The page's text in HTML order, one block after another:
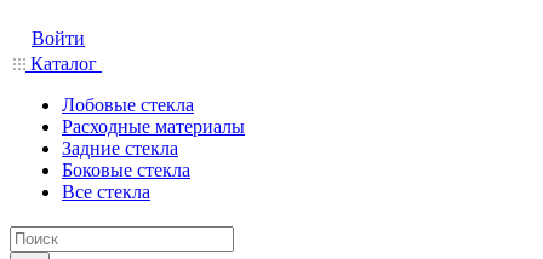
Войти
Каталог
Лобовые стекла
Расходные материалы
Задние стекла
Боковые стекла
Все стекла